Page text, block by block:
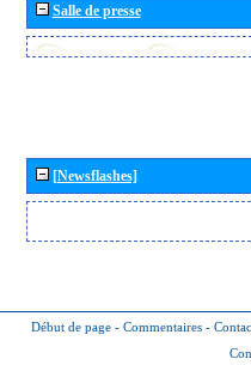
Salle de presse
[Newsflashes]
Début de page - Commentaires -